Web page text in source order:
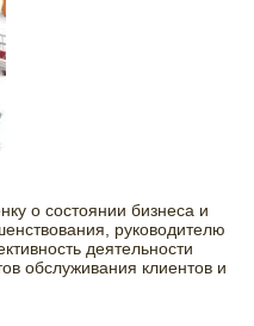
о состоянии бизнеса и
руководителю
деятельности
обслуживания клиентов и